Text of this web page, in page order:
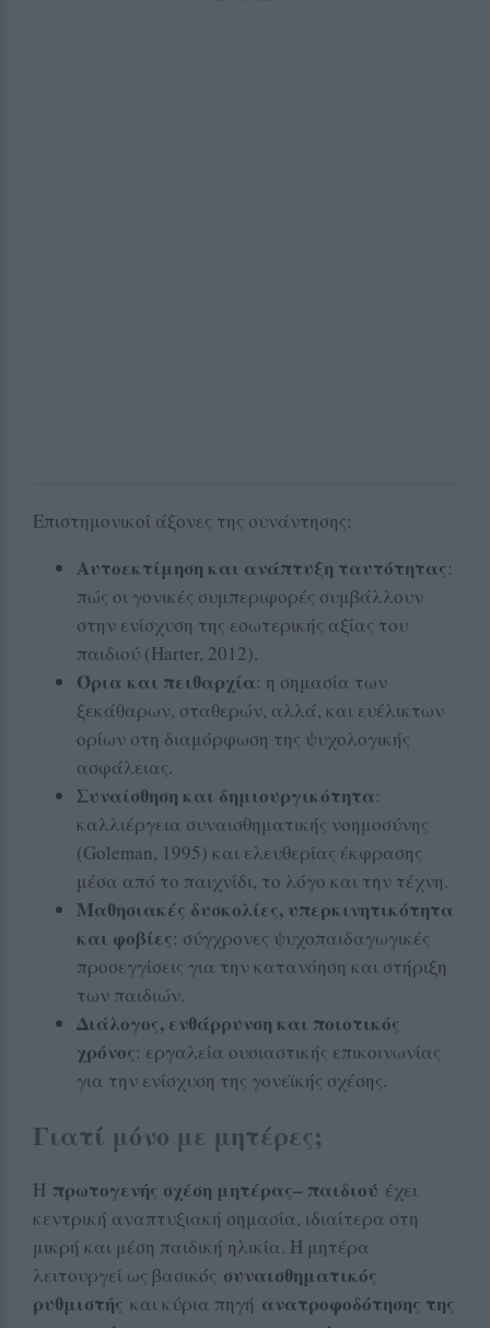
Επιστημονικοί άξονες της συνάντησης:
Αυτοεκτίμηση και ανάπτυξη ταυτότητας:
πώς οι γονικές συμπεριφορές συμβάλλουν
στην ενίσχυση της εσωτερικής αξίας του
παιδιού (Harter, 2012).
Όρια και πειθαρχία: η σημασία των
ξεκάθαρων, σταθερών, αλλά, και ευέλικτων
ορίων στη διαμόρφωση της ψυχολογικής
ασφάλειας.
Συναίσθηση και δημιουργικότητα:
καλλιέργεια συναισθηματικής νοημοσύνης
(Goleman, 1995) και ελευθερίας έκφρασης
μέσα από το παιχνίδι, το λόγο και την τέχνη.
Μαθησιακές δυσκολίες, υπερκινητικότητα
και φοβίες: σύγχρονες ψυχοπαιδαγωγικές
προσεγγίσεις για την κατανόηση και στήριξη
των παιδιών.
Διάλογος, ενθάρρυνση και ποιοτικός
χρόνος: εργαλεία ουσιαστικής επικοινωνίας
για την ενίσχυση της γονεϊκής σχέσης.
Γιατί μόνο με μητέρες;
Η πρωτογενής σχέση μητέρας– παιδιού έχει
κεντρική αναπτυξιακή σημασία, ιδιαίτερα στη
μικρή και μέση παιδική ηλικία. Η μητέρα
λειτουργεί ως βασικός συναισθηματικός
ρυθμιστής και κύρια πηγή ανατροφοδότησης της